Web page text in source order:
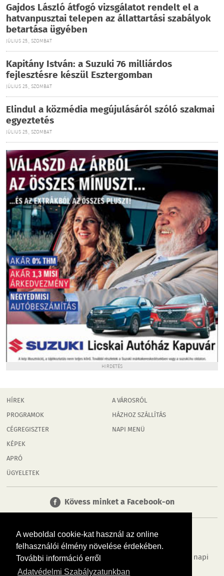
A weboldal cookie-kat használ az online
felhasználói élmény növelése érdekében.
További információ erről
Adatvédelmi Szabályzatunkban
Gajdos László átfogó vizsgálatot rendelt el a
hatvanpusztai telepen az állattartási szabályok
betartása ügyében
JÚLIUS 25., SZOMBAT
Kapitány István: a Suzuki 76 milliárdos
fejlesztésre készül Esztergomban
JÚLIUS 25., SZOMBAT
Elindul a közmédia megújulásáról szóló szakmai
egyeztetés
JÚLIUS 25., SZOMBAT
HIRDETÉS
HÍREK
PROGRAMOK
CÉGREGISZTER
KÉPEK
APRÓ
ÜGYELETEK
A VÁROSRÓL
HÁZHOZ SZÁLLÍTÁS
NAPI MENÜ
Kövess minket a Facebook-on
Tudj meg többet városodról! Hírek, programok, képek, napi
menü, cégek…. és minden, ami Rábaköz